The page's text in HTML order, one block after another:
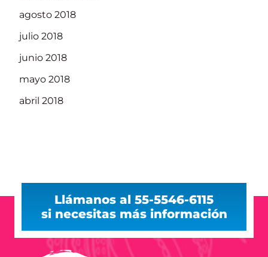
agosto 2018
julio 2018
junio 2018
mayo 2018
abril 2018
Llámanos al 55-5546-6115
si necesitas más información